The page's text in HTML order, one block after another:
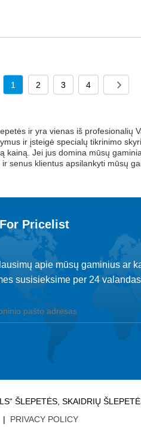
1 2 3 4
ir yra vienas iš profesionalių
ir įsteigė specialų tikrinimo
kainą. Jei jus domina mūsų
senus klientus apsilankyti mūsų
Pricelist
apie mūsų gaminius ar
susisieksime per 24
ŠLEPETĖS, SKAIDRIŲ
| PRIVACY POLICY